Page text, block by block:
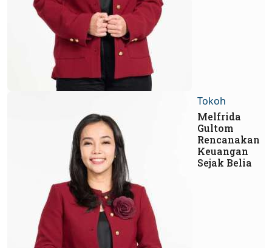
Tokoh
Melfrida
Gultom
Rencanakan
Keuangan
Sejak Belia